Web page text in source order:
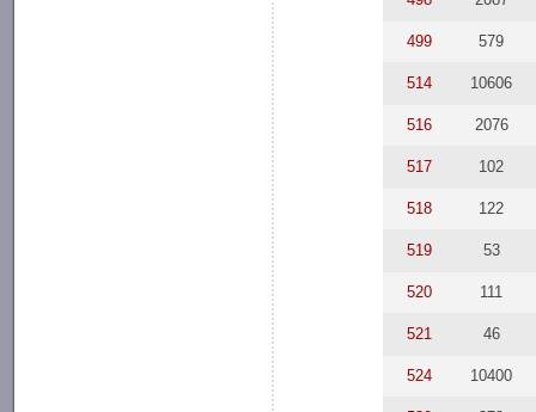
499 579
514 10606
516 2076
517 102
518 122
519 53
520 111
521 46
524 10400